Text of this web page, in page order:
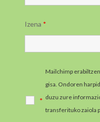
Izena *
*
Mailchimp
gisa. Ondoren
duzu zure
transferituko zaiola